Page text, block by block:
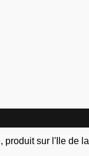
produit sur l'Ile de la